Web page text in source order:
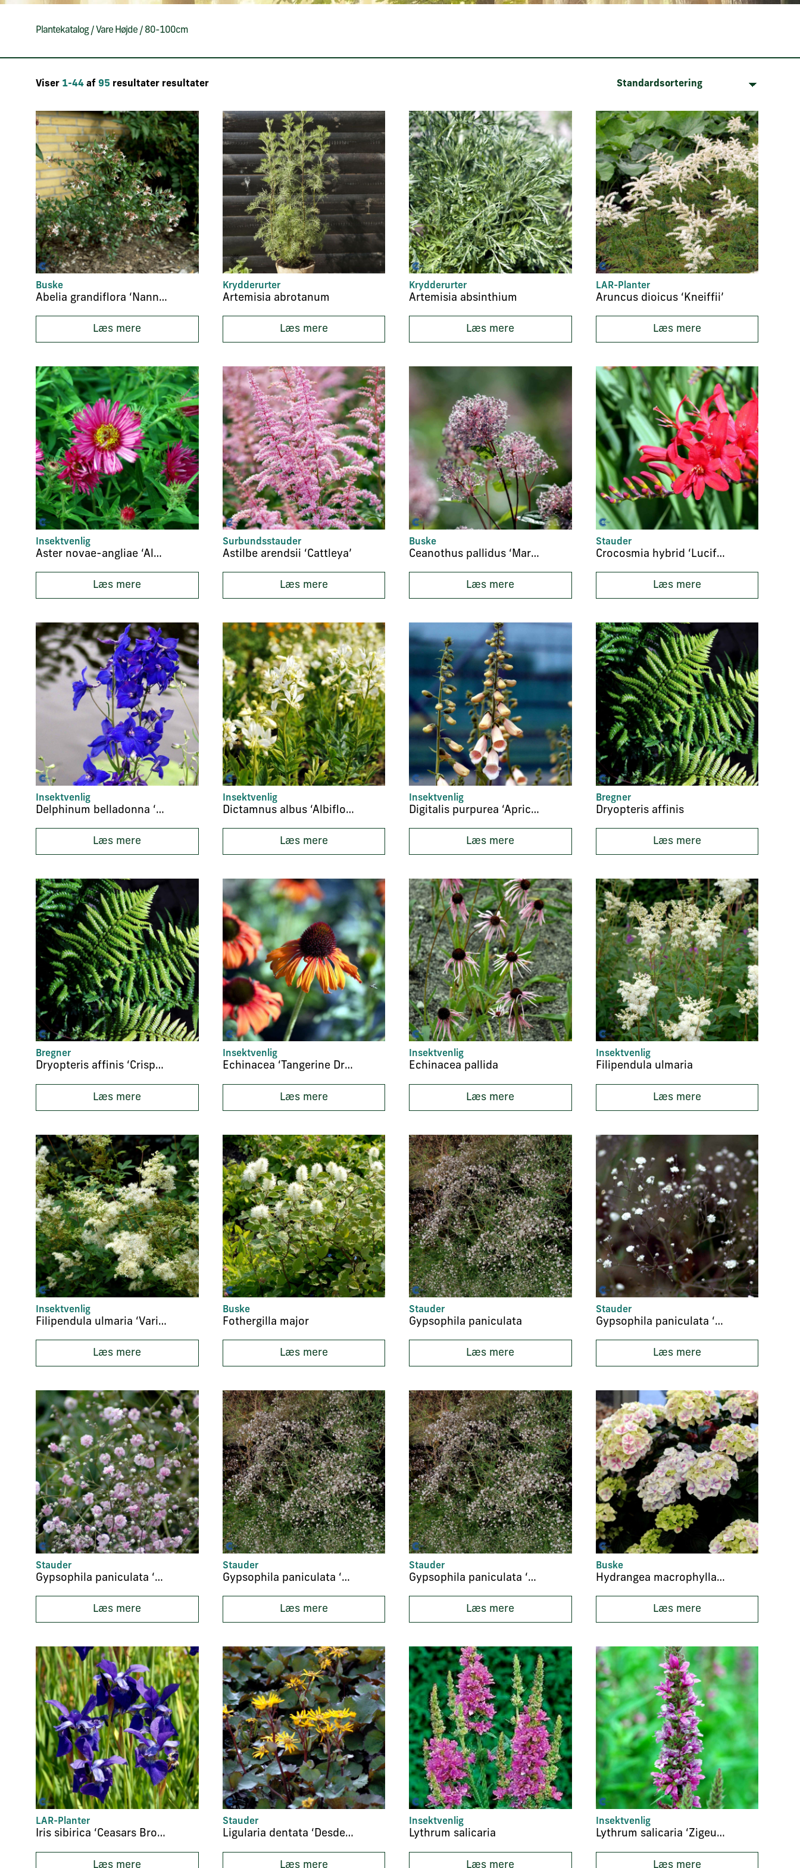
Plantekatalog/ Vare Højde / 80-100cm
Viser 1-44 af 95 resultater resultater
Buske
Abelia grandiflora ‘Nanna’
Læs mere
Krydderurter
Artemisia abrotanum
Læs mere
Krydderurter
Artemisia absinthium
Læs mere
LAR-Planter
Aruncus dioicus ‘Kneiffii’
Læs mere
Insektvenlig
Aster novae-angliae ‘Alma Pötschke’
Læs mere
Surbundsstauder
Astilbe arendsii ‘Cattleya’
Læs mere
Buske
Ceanothus pallidus ‘Marie Simon’
Læs mere
Stauder
Crocosmia hybrid ‘Lucifer’
Læs mere
Insektvenlig
Delphinum belladonna ‘Völkerfrieden’
Læs mere
Insektvenlig
Dictamnus albus ‘Albiflorus
Læs mere
Insektvenlig
Digitalis purpurea ‘Apricot’
Læs mere
Bregner
Dryopteris affinis
Læs mere
Bregner
Dryopteris affinis ‘Crispa Congesta’
Læs mere
Insektvenlig
Echinacea ‘Tangerine Dream’
Læs mere
Insektvenlig
Echinacea pallida
Læs mere
Insektvenlig
Filipendula ulmaria
Læs mere
Insektvenlig
Filipendula ulmaria ‘Variegata’
Læs mere
Buske
Fothergilla major
Læs mere
Stauder
Gypsophila paniculata
Læs mere
Stauder
Gypsophila paniculata ‘Bristol Fairy’
Læs mere
Stauder
Gypsophila paniculata ‘Flamingo’
Læs mere
Stauder
Gypsophila paniculata ‘Pink Festival’
Læs mere
Stauder
Gypsophila paniculata ‘Schneeflocke’
Læs mere
Buske
Hydrangea macrophylla ‘Bavaria’
Læs mere
LAR-Planter
Iris sibirica ‘Ceasars Brother’
Læs mere
Stauder
Ligularia dentata ‘Desdemona’
Læs mere
Insektvenlig
Lythrum salicaria
Læs mere
Insektvenlig
Lythrum salicaria ‘Zigeunerblut’
Læs mere